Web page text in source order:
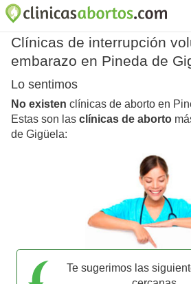
Clínicas de interrupción
embarazo en Pineda de
Lo sentimos
No existen clínicas de aborto en
Estas son las clínicas de aborto
de Gigüela:
Te sugerimos las